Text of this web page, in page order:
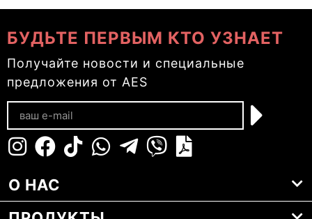
О НАС
БУДЬТЕ ПЕРВЫМ КТО УЗНАЕТ
Получайте новости и специальные
предложения от AES